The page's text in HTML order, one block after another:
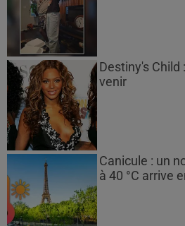
Destiny's Child
venir
Canicule : un
à 40 °C arrive